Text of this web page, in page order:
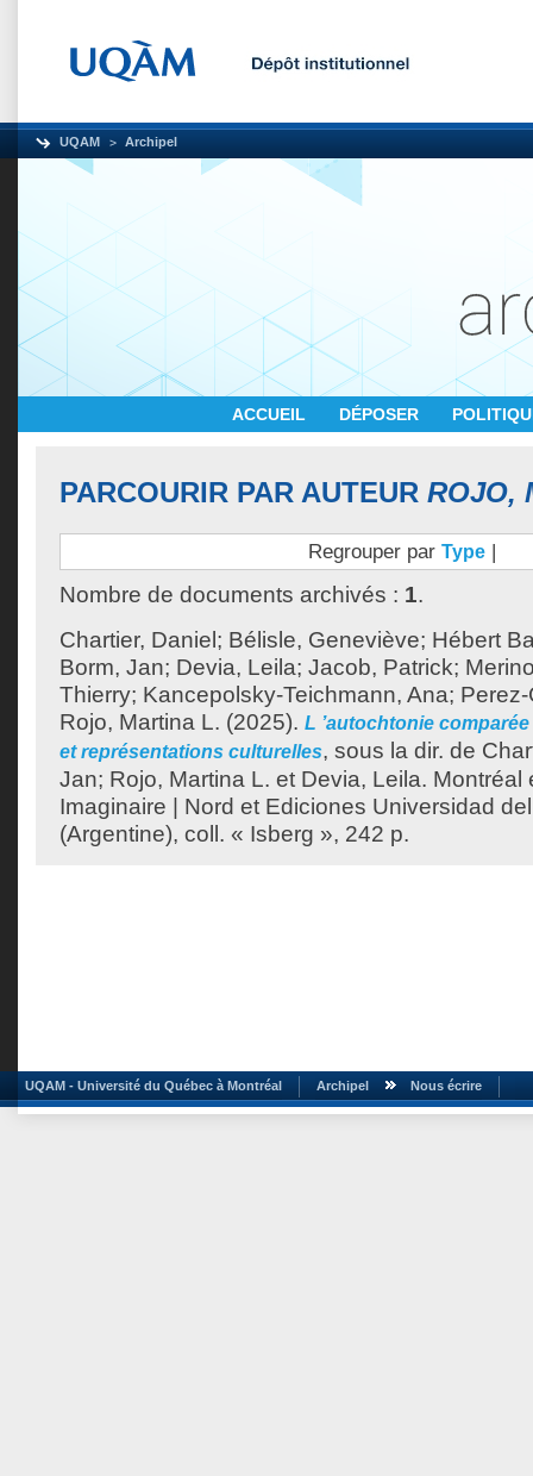
UQAM Archipel
ACCUEIL DÉPOSER
PARCOURIR PAR AUTEUR ROJO,
Regrouper par Type |
Nombre de documents archivés : 1.
Chartier, Daniel ; Bélisle, Geneviève; Hébert
Borm, Jan; Devia, Leila; Jacob, Patrick;
Thierry; Kancepolsky-Teichmann, Ana;
Rojo, Martina L. (2025). L ’autochtonie
et représentations culturelles, sous la dir. de
Jan; Rojo, Martina L. et Devia, Leila. Montréal
Imaginaire | Nord et Ediciones Universidad
(Argentine), coll. « Isberg », 242 p.
UQAM - Université du Québec à Montréal Archipel Nous écrire